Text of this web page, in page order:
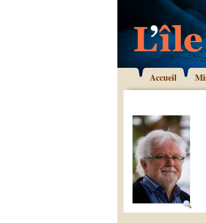
Accueil